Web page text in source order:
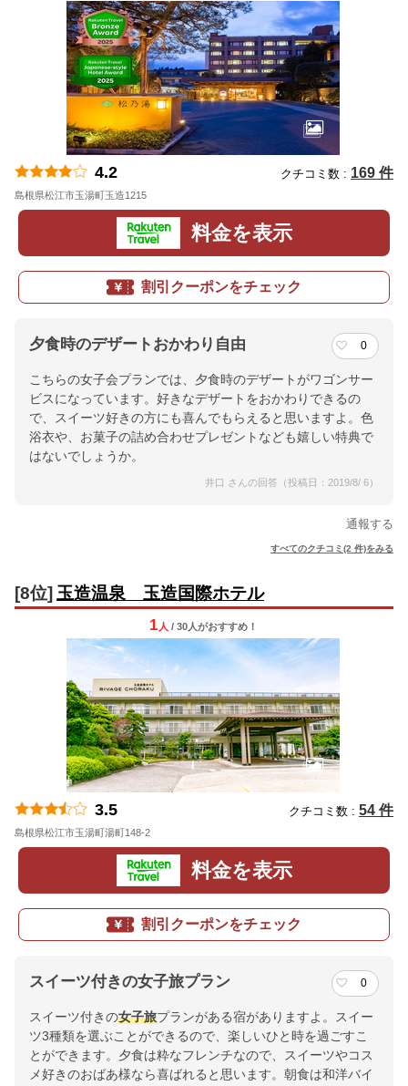
4.2 クチコミ数 : 169 件
島根県松江市玉湯町玉造1215
料金を表示
割引クーポンをチェック
夕食時のデザートおかわり自由 0
こちらの女子会プランでは、夕食時のデザートがワゴンサー
ビスになっています。好きなデザートをおかわりできるの
で、スイーツ好きの方にも喜んでもらえると思いますよ。色
浴衣や、お菓子の詰め合わせプレゼントなども嬉しい特典で
はないでしょうか。
井口 さんの回答（投稿日：2019/8/ 6）
通報する
すべてのクチコミ(2 件)をみる
[8位] 玉造温泉 玉造国際ホテル
1 人 / 30人がおすすめ！
3.5 クチコミ数 : 54 件
島根県松江市玉湯町湯町148-2
料金を表示
割引クーポンをチェック
スイーツ付きの女子旅プラン 0
スイーツ付きの女子旅プランがある宿がありますよ。スイー
ツ3種類を選ぶことができるので、楽しいひと時を過ごすこ
とができます。夕食は粋なフレンチなので、スイーツやコス
メ好きのおばあ様なら喜ばれると思います。朝食は和洋バイ